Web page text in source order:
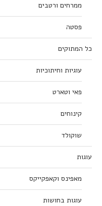
ממרחים ורטבים
פסטה
כל המתוקים
עוגיות וחיתוכיות
פאי וטארט
קינוחים
שוקולד
עוגות
מאפינס וקאפקייקס
עוגות בחושות